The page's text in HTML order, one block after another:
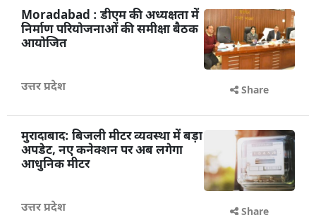
Moradabad : डीएम की अध्यक्षता में
निर्माण परियोजनाओं की समीक्षा बैठक
आयोजित
उत्तर प्रदेश Share
मुरादाबाद: बिजली मीटर व्यवस्था में बड़ा
अपडेट, नए कनेक्शन पर अब लगेगा
आधुनिक मीटर